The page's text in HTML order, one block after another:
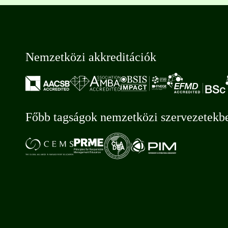
Nemzetközi akkreditációk
Főbb tagságok nemzetközi